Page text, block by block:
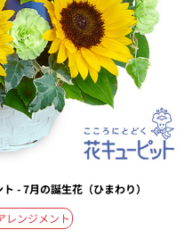
- 7月の誕生花（ひまわり）
レンジメント